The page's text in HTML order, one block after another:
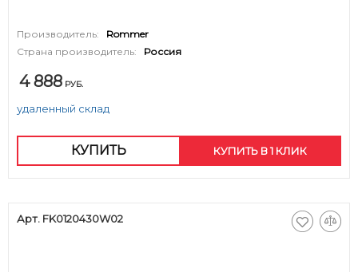
Производитель:
Rommer
Страна производитель:
Россия
4 888 РУБ.
удаленный склад
КУПИТЬ КУПИТЬ В 1 КЛИК
Арт. FK0120430W02